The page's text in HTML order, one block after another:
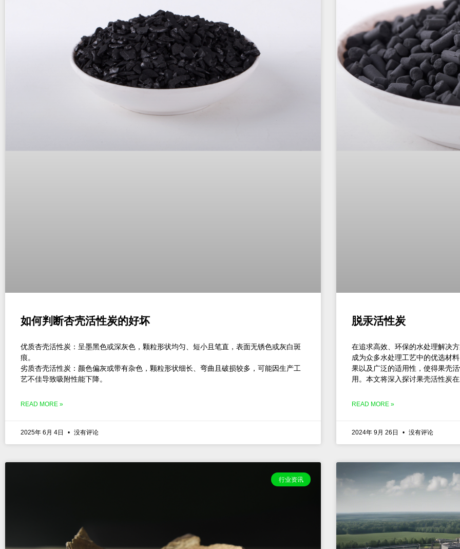
如何判断杏壳活性炭的好坏
优质杏壳活性炭‌：呈墨黑色或深灰色，颗粒形状均匀、短小且笔直，表面无锈色或灰白斑
痕。
劣质杏壳活性炭‌：颜色偏灰或带有杂色，颗粒形状细长、弯曲且破损较多，可能因生产工
艺不佳导致吸附性能下降。
READ MORE »
2025年 6月 4日 没有评论
脱汞活性炭
在追求高效、环保的水处理解决
成为众多水处理工艺中的优选材
果以及广泛的适用性，使得果壳
用。本文将深入探讨果壳活性炭
READ MORE »
2024年 9月 26日 没有评论
行业资讯